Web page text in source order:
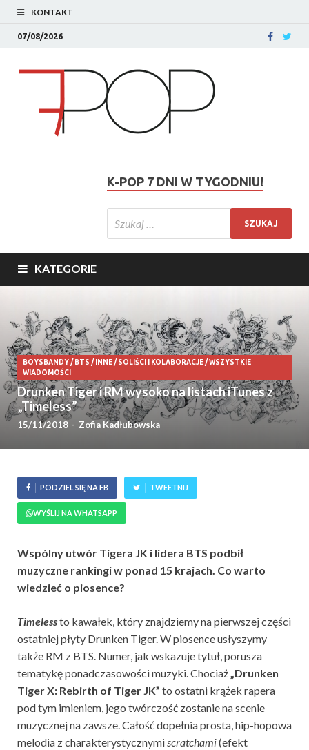
KONTAKT
07/08/2026
K-POP 7 DNI W TYGODNIU!
KATEGORIE
BOYSBANDY/BTS / INNE/SOLIŚCI I KOLABORACJE/WSZYSTKIE
WIADOMOŚCI
Drunken Tiger i RM wysoko na listach iTunes z
„Timeless”
15/11/2018 - Zofia Kadłubowska
PODZIEL SIĘ NA FB TWEETNIJ
WYŚLIJ NA WHATSAPP
Wspólny utwór Tigera JK i lidera BTS podbił
muzyczne rankingi w ponad 15 krajach. Co warto
wiedzieć o piosence?
Timelessto kawałek, który znajdziemy na pierwszej części
ostatniej płyty Drunken Tiger. W piosence usłyszymy
także RM z BTS. Numer, jak wskazuje tytuł, porusza
tematykę ponadczasowości muzyki. Chociaż„Drunken
Tiger X: Rebirth of Tiger JK” to ostatni krążek rapera
pod tym imieniem, jego twórczość zostanie na scenie
muzycznej na zawsze. Całość dopełnia prosta, hip-hopowa
melodia z charakterystycznymiscratchami(efekt